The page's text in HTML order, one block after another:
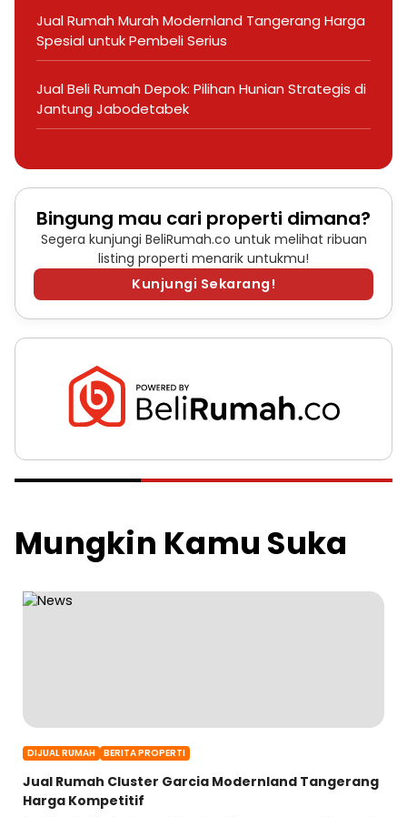
Jual Rumah Murah Modernland Tangerang Harga
Spesial untuk Pembeli Serius
Jual Beli Rumah Depok: Pilihan Hunian Strategis di
Jantung Jabodetabek
Bingung mau cari properti dimana?
Segera kunjungi BeliRumah.co untuk melihat ribuan
listing properti menarik untukmu!
Kunjungi Sekarang!
Mungkin Kamu Suka
DIJUAL RUMAH BERITA PROPERTI
Jual Rumah Cluster Garcia Modernland Tangerang
Harga Kompetitif